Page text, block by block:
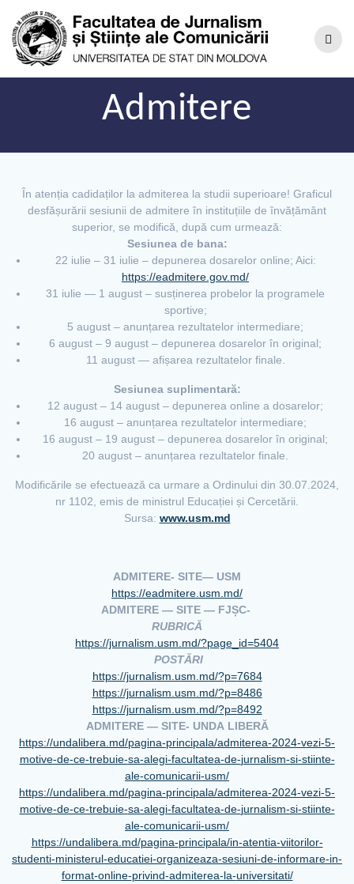
Admitere
În atenția cadidaților la admiterea la studii superioare! Graficul
desfășurării sesiunii de admitere în instituțiile de învățământ
superior, se modifică, după cum urmează:
Sesiunea de bana:
22 iulie – 31 iulie – depunerea dosarelor online; Aici:
https://eadmitere.gov.md/
31 iulie — 1 august – susținerea probelor la programele
sportive;
5 august – anunțarea rezultatelor intermediare;
6 august – 9 august – depunerea dosarelor în original;
11 august — afișarea rezultatelor finale.
Sesiunea suplimentară:
12 august – 14 august – depunerea online a dosarelor;
16 august – anunțarea rezultatelor intermediare;
16 august – 19 august – depunerea dosarelor în original;
20 august – anunțarea rezultatelor finale.
Modificările se efectuează ca urmare a Ordinului din 30.07.2024,
nr 1102, emis de ministrul Educației și Cercetării.
Sursa: www.usm.md
ADMITERE- SITE— USM
https://eadmitere.usm.md/
ADMITERE — SITE — FJȘC-
RUBRICĂ
https://jurnalism.usm.md/?page_id=5404
POSTĂRI
https://jurnalism.usm.md/?p=7684
https://jurnalism.usm.md/?p=8486
https://jurnalism.usm.md/?p=8492
ADMITERE — SITE- UNDA LIBERĂ
https://undalibera.md/pagina-principala/admiterea-2024-vezi-5-
motive-de-ce-trebuie-sa-alegi-facultatea-de-jurnalism-si-stiinte-
ale-comunicarii-usm/
https://undalibera.md/pagina-principala/admiterea-2024-vezi-5-
motive-de-ce-trebuie-sa-alegi-facultatea-de-jurnalism-si-stiinte-
ale-comunicarii-usm/
https://undalibera.md/pagina-principala/in-atentia-viitorilor-
studenti-ministerul-educatiei-organizeaza-sesiuni-de-informare-in-
format-online-privind-admiterea-la-universitati/